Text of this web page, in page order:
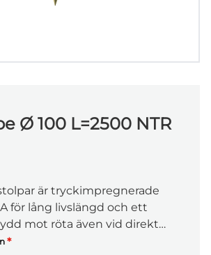
Ø 100 L=2500 NTR
är tryckimpregnerade
för lång livslängd och ett
mot röta även vid direkt
De slås enkelt ner i marken
*